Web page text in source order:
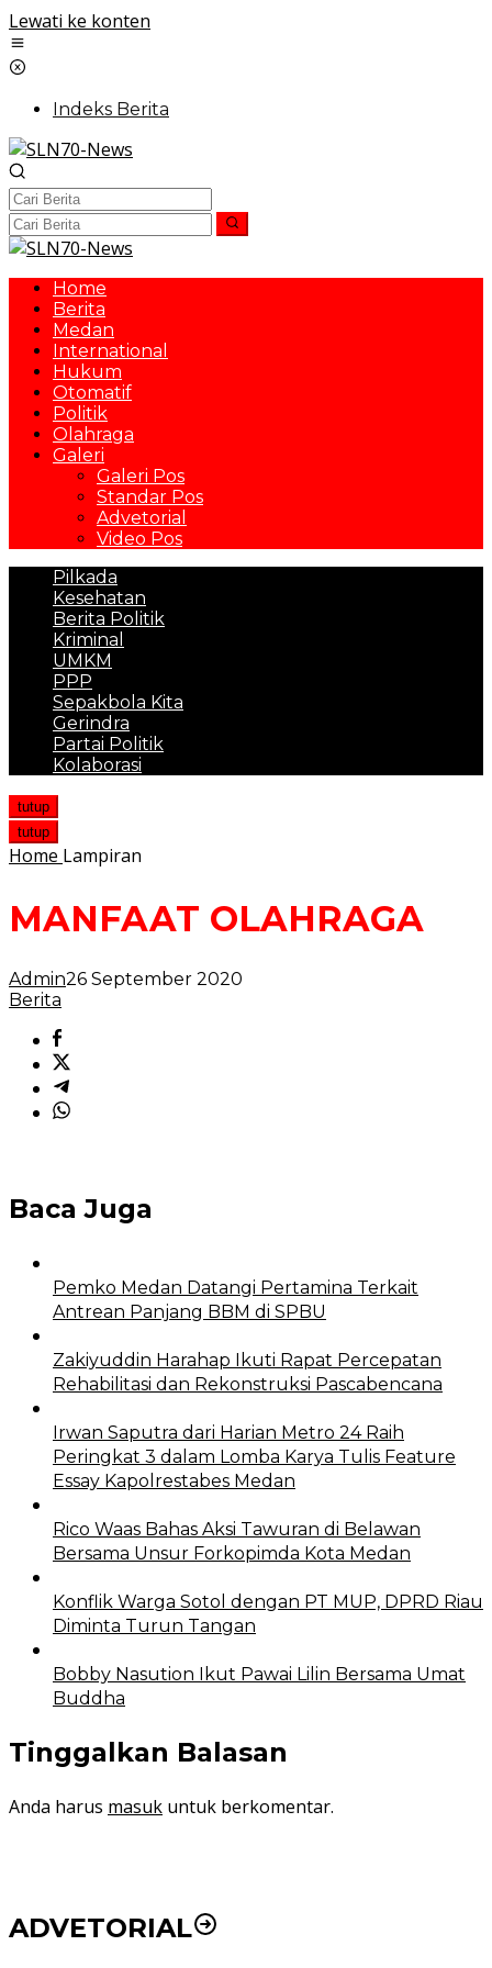
Lewati ke konten
Indeks Berita
Home
Berita
Medan
International
Hukum
Otomatif
Politik
Olahraga
Galeri
Galeri Pos
Standar Pos
Advetorial
Video Pos
Pilkada
Kesehatan
Berita Politik
Kriminal
UMKM
PPP
Sepakbola Kita
Gerindra
Partai Politik
Kolaborasi
tutup
tutup
Home Lampiran
MANFAAT OLAHRAGA
Admin26 September 2020
Berita
Baca Juga
Pemko Medan Datangi Pertamina Terkait
Antrean Panjang BBM di SPBU
Zakiyuddin Harahap Ikuti Rapat Percepatan
Rehabilitasi dan Rekonstruksi Pascabencana
Irwan Saputra dari Harian Metro 24 Raih
Peringkat 3 dalam Lomba Karya Tulis Feature
Essay Kapolrestabes Medan
Rico Waas Bahas Aksi Tawuran di Belawan
Bersama Unsur Forkopimda Kota Medan
Konflik Warga Sotol dengan PT MUP, DPRD Riau
Diminta Turun Tangan
Bobby Nasution Ikut Pawai Lilin Bersama Umat
Buddha
Tinggalkan Balasan
Anda harus masuk untuk berkomentar.
ADVETORIAL